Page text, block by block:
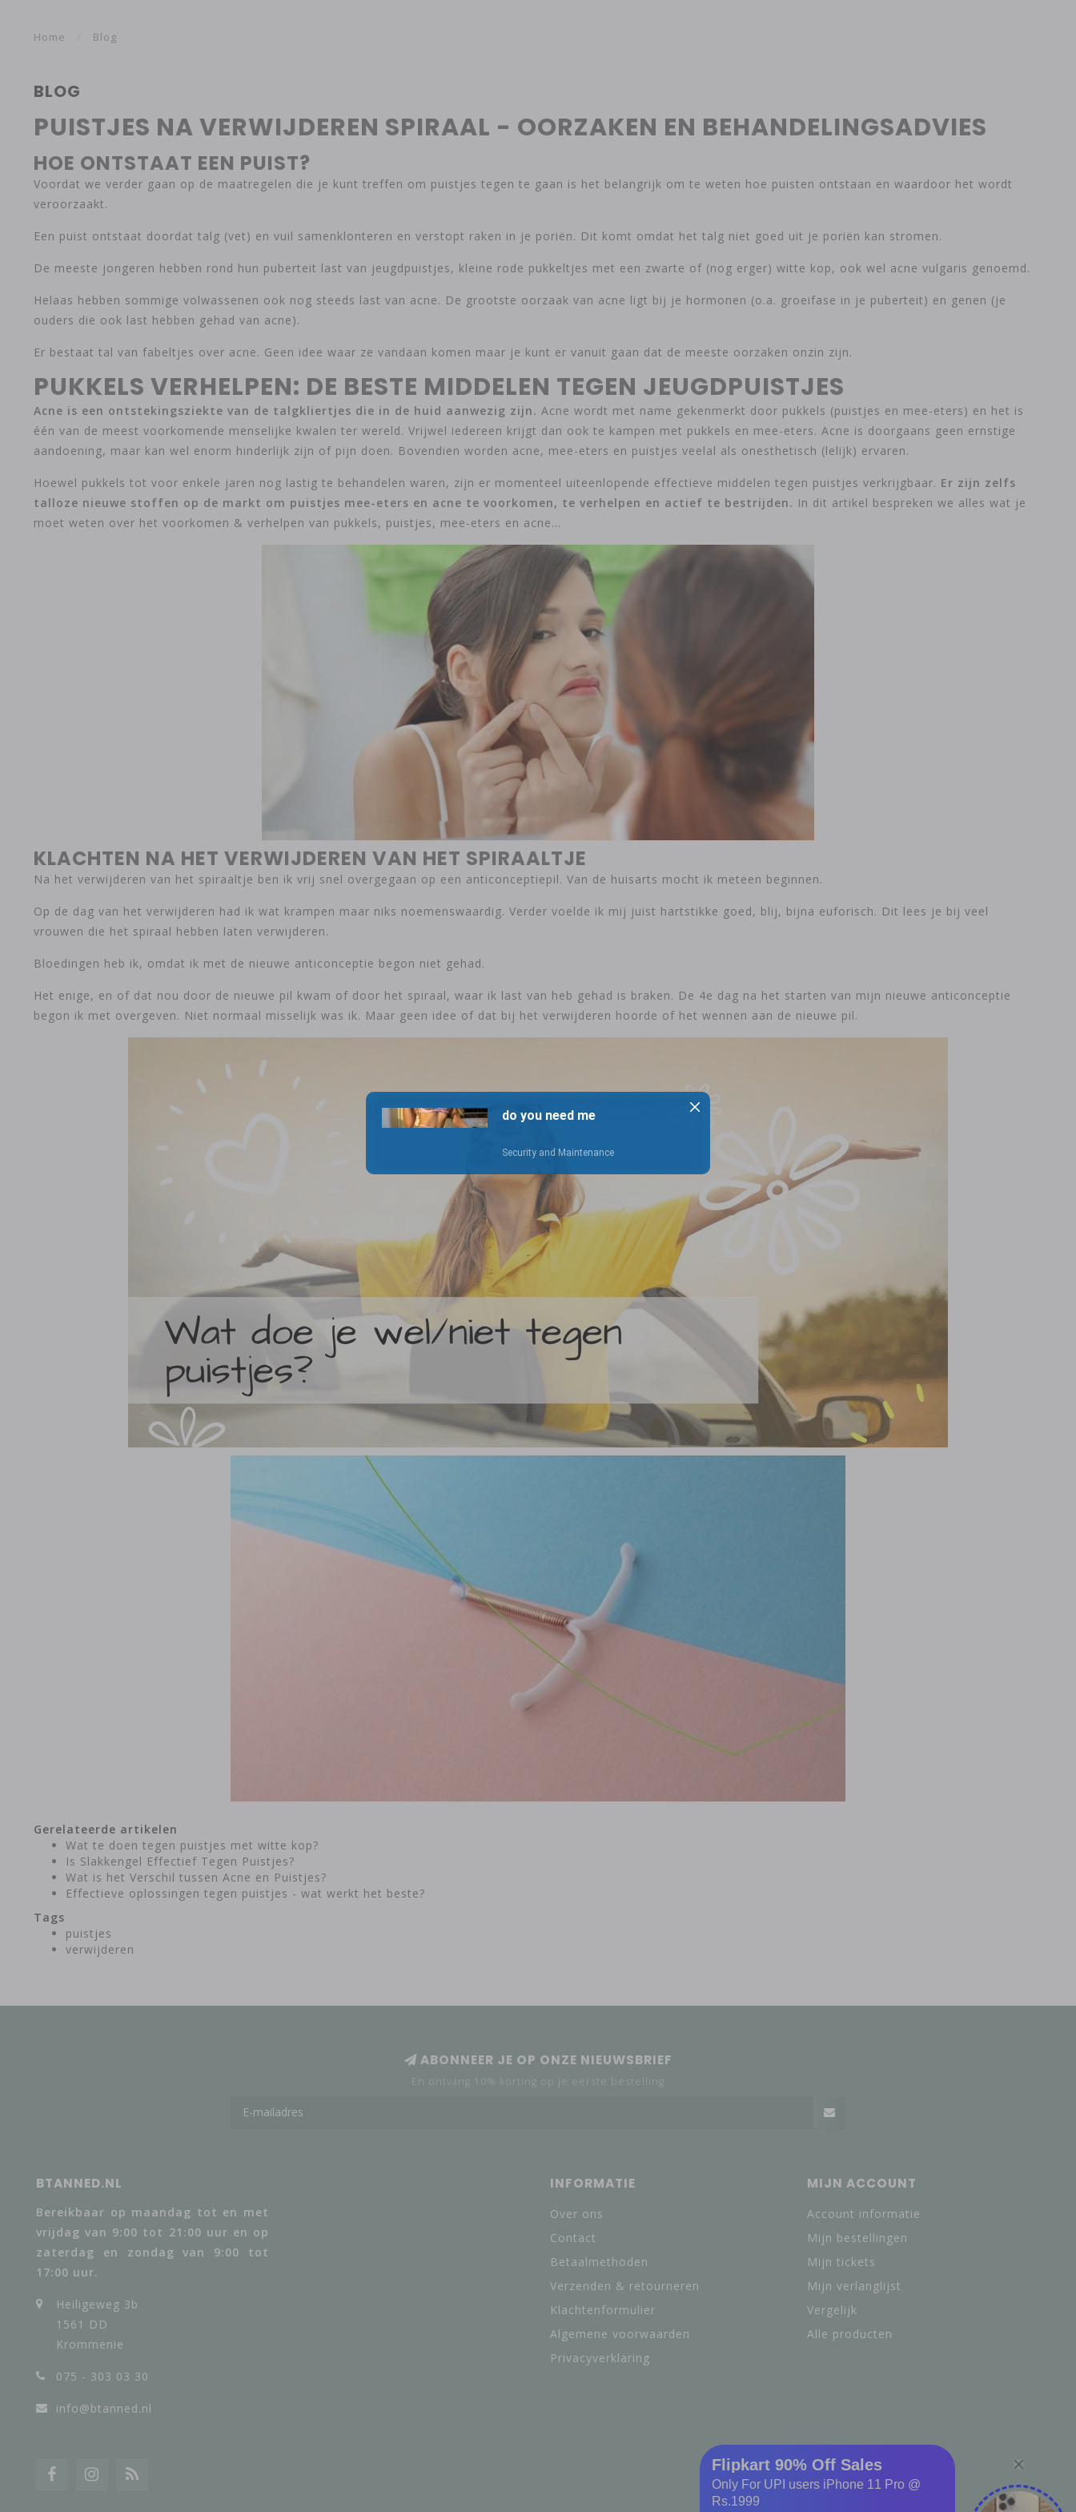
Home Blog
BLOG
PUISTJES NA VERWIJDEREN SPIRAAL - OORZAKEN EN BEHANDELINGSADVIES
HOE ONTSTAAT EEN PUIST?
Voordat we verder gaan op de maatregelen die je kunt treffen om puistjes tegen te gaan is het belangrijk om te weten hoe puisten ontstaan en waardoor het wordt
veroorzaakt.
Een puist ontstaat doordat talg (vet) en vuil samenklonteren en verstopt raken in je poriën. Dit komt omdat het talg niet goed uit je poriën kan stromen.
De meeste jongeren hebben rond hun puberteit last van jeugdpuistjes, kleine rode pukkeltjes met een zwarte of (nog erger) witte kop, ook wel acne vulgaris genoemd.
Helaas hebben sommige volwassenen ook nog steeds last van acne. De grootste oorzaak van acne ligt bij je hormonen (o.a. groeifase in je puberteit) en genen (je
ouders die ook last hebben gehad van acne).
Er bestaat tal van fabeltjes over acne. Geen idee waar ze vandaan komen maar je kunt er vanuit gaan dat de meeste oorzaken onzin zijn.
PUKKELS VERHELPEN: DE BESTE MIDDELEN TEGEN JEUGDPUISTJES
Acne is een ontstekingsziekte van de talgkliertjes die in de huid aanwezig zijn. Acne wordt met name gekenmerkt door pukkels (puistjes en mee-eters) en het is
één van de meest voorkomende menselijke kwalen ter wereld. Vrijwel iedereen krijgt dan ook te kampen met pukkels en mee-eters. Acne is doorgaans geen ernstige
aandoening, maar kan wel enorm hinderlijk zijn of pijn doen. Bovendien worden acne, mee-eters en puistjes veelal als onesthetisch (lelijk) ervaren.
Hoewel pukkels tot voor enkele jaren nog lastig te behandelen waren, zijn er momenteel uiteenlopende effectieve middelen tegen puistjes verkrijgbaar. Er zijn zelfs
talloze nieuwe stoffen op de markt om puistjes mee-eters en acne te voorkomen, te verhelpen en actief te bestrijden. In dit artikel bespreken we alles wat je
moet weten over het voorkomen & verhelpen van pukkels, puistjes, mee-eters en acne…
KLACHTEN NA HET VERWIJDEREN VAN HET SPIRAALTJE
Na het verwijderen van het spiraaltje ben ik vrij snel overgegaan op een anticonceptiepil. Van de huisarts mocht ik meteen beginnen.
Op de dag van het verwijderen had ik wat krampen maar niks noemenswaardig. Verder voelde ik mij juist hartstikke goed, blij, bijna euforisch. Dit lees je bij veel
vrouwen die het spiraal hebben laten verwijderen.
Bloedingen heb ik, omdat ik met de nieuwe anticonceptie begon niet gehad.
Het enige, en of dat nou door de nieuwe pil kwam of door het spiraal, waar ik last van heb gehad is braken. De 4e dag na het starten van mijn nieuwe anticonceptie
begon ik met overgeven. Niet normaal misselijk was ik. Maar geen idee of dat bij het verwijderen hoorde of het wennen aan de nieuwe pil.
Gerelateerde artikelen
Wat te doen tegen puistjes met witte kop?
Is Slakkengel Effectief Tegen Puistjes?
Wat is het Verschil tussen Acne en Puistjes?
Effectieve oplossingen tegen puistjes - wat werkt het beste?
Tags
puistjes
verwijderen
ABONNEER JE OP ONZE NIEUWSBRIEF
En ontvang 10% korting op je eerste bestelling
BTANNED.NL
Bereikbaar op maandag tot en met
vrijdag van 9:00 tot 21:00 uur en op
zaterdag en zondag van 9:00 tot
17:00 uur.
Heiligeweg 3b
1561 DD
Krommenie
075 - 303 03 30
info@btanned.nl
INFORMATIE
Over ons
Contact
Betaalmethoden
Verzenden & retourneren
Klachtenformulier
Algemene voorwaarden
Privacyverklaring
MIJN ACCOUNT
Account informatie
Mijn bestellingen
Mijn tickets
Mijn verlanglijst
Vergelijk
Alle producten